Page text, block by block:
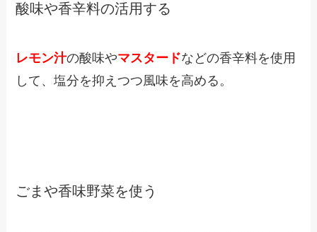
酸味や香辛料の活用する
レモン汁の酸味やマスタードなどの香辛料を使用
して、塩分を抑えつつ風味を高める。
ごまや香味野菜を使う